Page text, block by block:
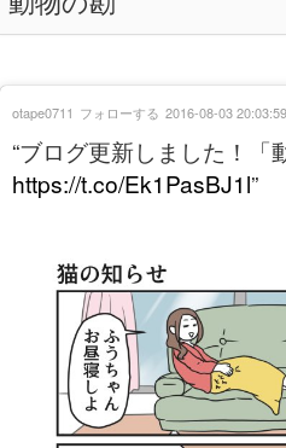
“ブログ更新しました！「
https://t.co/Ek1PasBJ1l”
otape0711 フォローする 2016-08-03 20:03:59